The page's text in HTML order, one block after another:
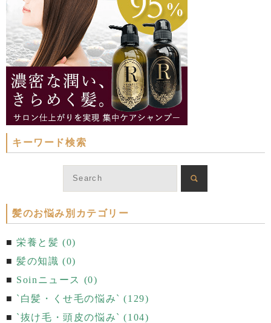
キーワード検索
髪のお悩み別カテゴリー
栄養と髪 (0)
髪の知識 (0)
Soinニュース (0)
`白髪・くせ毛の悩み` (129)
`抜け毛・頭皮の悩み` (104)